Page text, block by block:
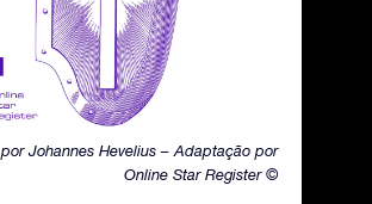
Johannes Hevelius – Adaptação por
Online Star Register ©